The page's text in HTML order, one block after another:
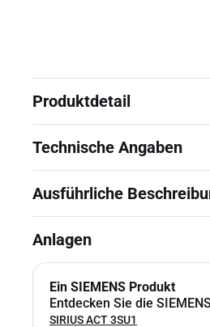
Produktdetail
Technische Angaben
Ausführliche
Anlagen
Ein SIEMENS Produkt
Entdecken Sie die
SIRIUS ACT 3SU1